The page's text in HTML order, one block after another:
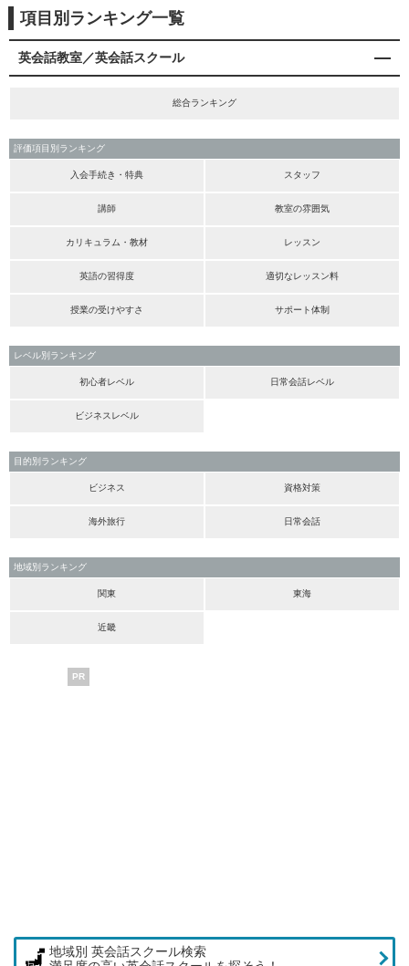
項目別ランキング一覧
英会話教室／英会話スクール
総合ランキング
評価項目別ランキング
入会手続き・特典 スタッフ
講師 教室の雰囲気
カリキュラム・教材 レッスン
英語の習得度 適切なレッスン料
授業の受けやすさ サポート体制
レベル別ランキング
初心者レベル 日常会話レベル
ビジネスレベル
目的別ランキング
ビジネス 資格対策
海外旅行 日常会話
地域別ランキング
関東 東海
近畿
PR
地域別 英会話スクール検索